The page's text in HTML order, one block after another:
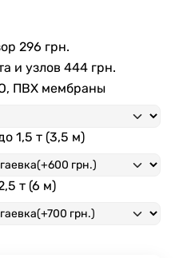
296 грн.
и узлов 444 грн.
ПВХ мембраны
1,5 т (3,5 м)
т (6 м)